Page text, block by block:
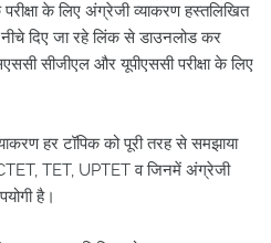
के लिए अंग्रेजी व्याकरण हस्तलिखित
दिए जा रहे लिंक से डाउनलोड कर
सीजीएल और यूपीएससी परीक्षा के लिए
हर टॉपिक को पूरी तरह से समझाया
TET, UPTET व जिनमें अंग्रेजी
है।